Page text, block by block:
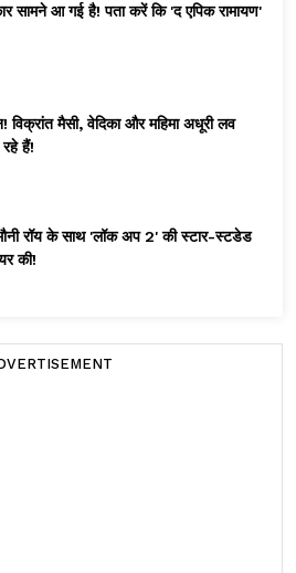
सामने आ गई है! पता करें कि 'द एपिक रामायण'
मैसी, वेदिका और महिमा अधूरी लव
रहे हैं!
रॉय के साथ 'लॉक अप 2' की स्टार-स्टडेड
की!